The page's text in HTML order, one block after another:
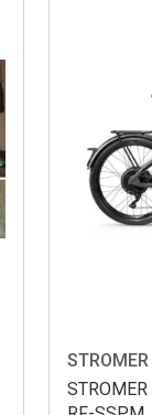
STROMER